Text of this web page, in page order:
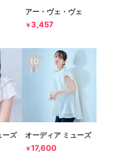
アー・ヴェ・ヴェ
￥3,457
ーズ オーディア ミューズ
￥17,600